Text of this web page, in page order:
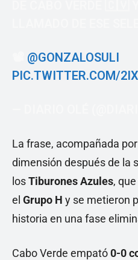
@GONZALOSULI
PIC.TWITTER.COM/
La frase, acompañada
dimensión después de la
losTiburones Azules,
el Grupo H y se metieron
historia en una fase
Cabo Verde empató0-0